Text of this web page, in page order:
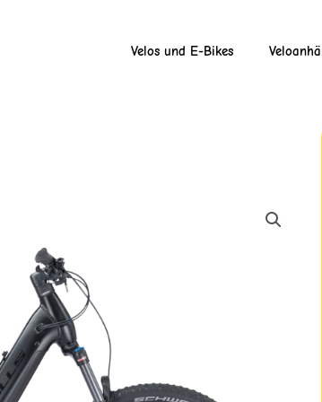
Velos und E-Bikes